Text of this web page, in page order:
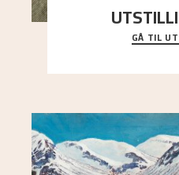
Då Astrup døydde i
Kaland og Simon
GÅ TIL